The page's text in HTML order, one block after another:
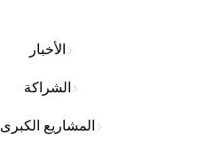
الأخبار
الشراكة
المشاريع الكبرى